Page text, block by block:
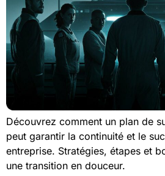
Découvrez comment un plan de
peut garantir la continuité et le
entreprise. Stratégies, étapes et
une transition en douceur.